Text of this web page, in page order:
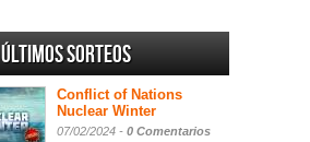
Últimos sorteos
Conflict of Nations
Nuclear Winter
07/02/2024 - 0 Comentarios